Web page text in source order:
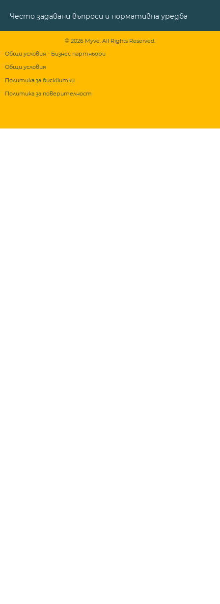
Често задавани въпроси и нормативна уредба
© 2026 Myve. All Rights Reserved.
Общи условия - Бизнес партньори
Общи условия
Политика за бисквитки
Политика за поверителност